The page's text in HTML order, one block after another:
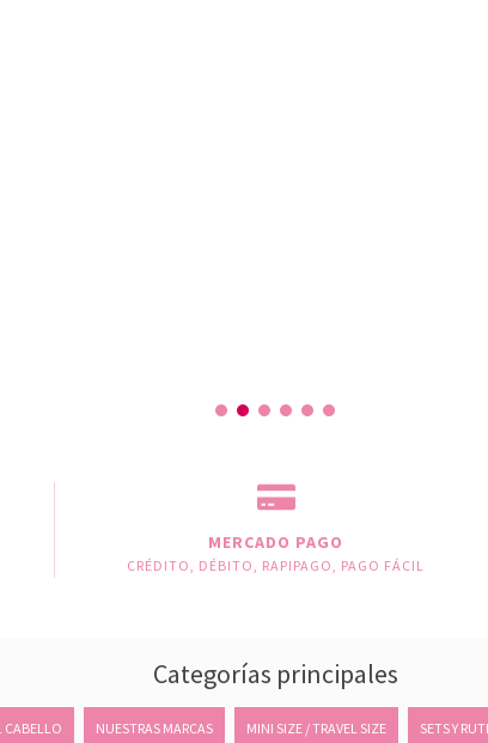
MERCADO PAGO
CRÉDITO, DÉBITO, RAPIPAGO, PAGO FÁCIL
Categorías principales
CABELLO NUESTRAS MARCAS MINI SIZE / TRAVEL SIZE SETS Y